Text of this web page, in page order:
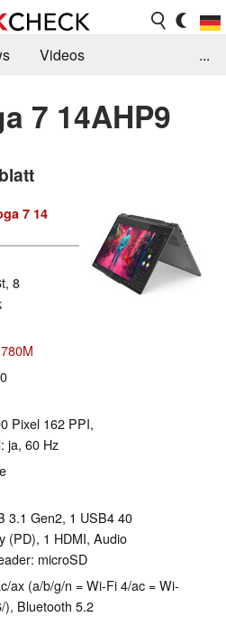
Videos
Suche
Jobs
...
7 14AHP9
7 14
8
Pixel 162 PPI,
ja, 60 Hz
3.1 Gen2, 1 USB4 40
(PD), 1 HDMI, Audio
microSD
ax (a/b/g/n = Wi-Fi 4/ac = Wi-
), Bluetooth 5.2